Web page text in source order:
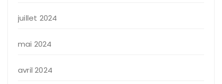
juillet 2024
mai 2024
avril 2024